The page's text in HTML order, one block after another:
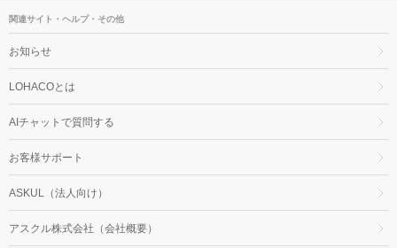
関連サイト・ヘルプ・その他
お知らせ
LOHACOとは
AIチャットで質問する
お客様サポート
ASKUL（法人向け）
アスクル株式会社（会社概要）